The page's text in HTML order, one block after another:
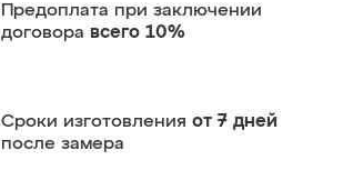
Предоплата при заключении
договора всего 10%
Сроки изготовления от 7 дней
после замера